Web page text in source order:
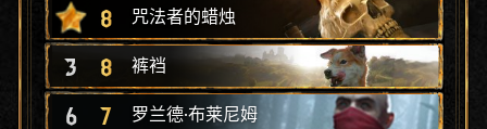
8 咒法者的蜡烛
3 8 裤裆
6 7 罗兰德·布莱尼姆